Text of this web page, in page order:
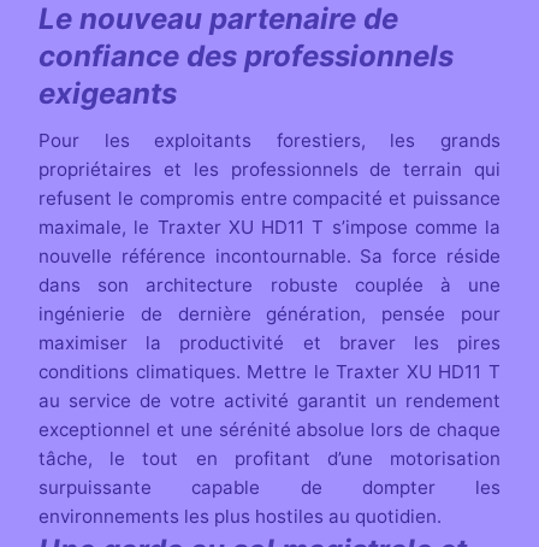
Le nouveau partenaire de
confiance des professionnels
exigeants
Pour les exploitants forestiers, les grands
propriétaires et les professionnels de terrain qui
refusent le compromis entre compacité et puissance
maximale, le Traxter XU HD11 T s’impose comme la
nouvelle référence incontournable. Sa force réside
dans son architecture robuste couplée à une
ingénierie de dernière génération, pensée pour
maximiser la productivité et braver les pires
conditions climatiques. Mettre le Traxter XU HD11 T
au service de votre activité garantit un rendement
exceptionnel et une sérénité absolue lors de chaque
tâche, le tout en profitant d’une motorisation
surpuissante capable de dompter les
environnements les plus hostiles au quotidien.